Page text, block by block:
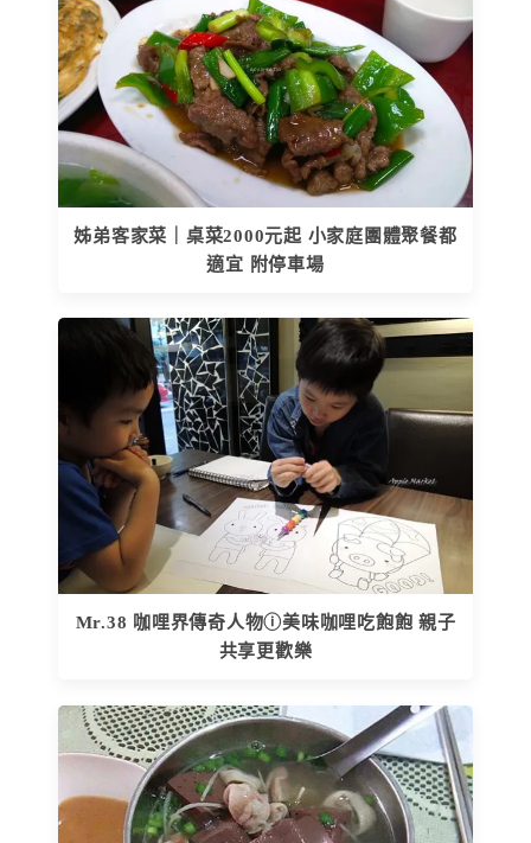
姊弟客家菜｜桌菜2000元起 小家庭團體聚餐都
適宜 附停車場
Mr.38 咖哩界傳奇人物ⓘ美味咖哩吃飽飽 親子
共享更歡樂